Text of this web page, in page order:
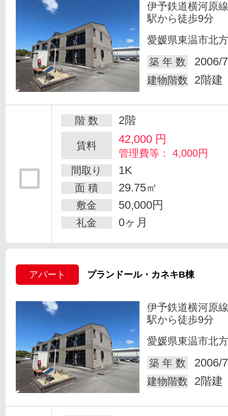
伊予鉄道横河原
駅から徒歩9分
愛媛県東温市北方
築 年 数
2006/
建物階数 2階建
階 数 2階
賃料 42,000 円
管理費等： 4,000円
間取り
1K
面 積 29.75㎡
敷金 50,000円
礼金 0ヶ月
アパート プランドール・カネキB棟
伊予鉄道横河原
駅から徒歩9分
愛媛県東温市北方
築 年 数
2006/
建物階数 2階建